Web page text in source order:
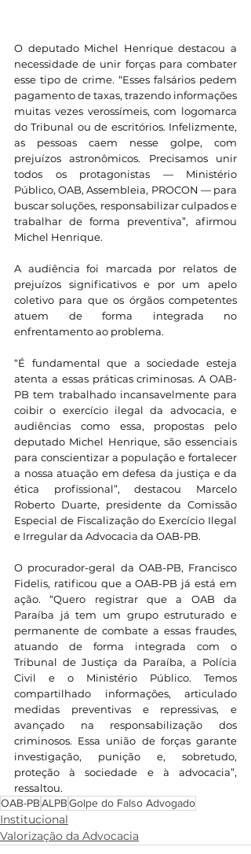
O deputado Michel Henrique destacou a
necessidade de unir forças para combater
esse tipo de crime. “Esses falsários pedem
pagamento de taxas, trazendo informações
muitas vezes verossímeis, com logomarca
do Tribunal ou de escritórios. Infelizmente,
as pessoas caem nesse golpe, com
prejuízos astronômicos. Precisamos unir
todos os protagonistas — Ministério
Público, OAB, Assembleia, PROCON — para
buscar soluções, responsabilizar culpados e
trabalhar de forma preventiva”, afirmou
Michel Henrique.
A audiência foi marcada por relatos de
prejuízos significativos e por um apelo
coletivo para que os órgãos competentes
atuem de forma integrada no
enfrentamento ao problema.
“É fundamental que a sociedade esteja
atenta a essas práticas criminosas. A OAB-
PB tem trabalhado incansavelmente para
coibir o exercício ilegal da advocacia, e
audiências como essa, propostas pelo
deputado Michel Henrique, são essenciais
para conscientizar a população e fortalecer
a nossa atuação em defesa da justiça e da
ética profissional”, destacou Marcelo
Roberto Duarte, presidente da Comissão
Especial de Fiscalização do Exercício Ilegal
e Irregular da Advocacia da OAB-PB.
O procurador-geral da OAB-PB, Francisco
Fidelis, ratificou que a OAB-PB já está em
ação. “Quero registrar que a OAB da
Paraíba já tem um grupo estruturado e
permanente de combate a essas fraudes,
atuando de forma integrada com o
Tribunal de Justiça da Paraíba, a Polícia
Civil e o Ministério Público. Temos
compartilhado informações, articulado
medidas preventivas e repressivas, e
avançado na responsabilização dos
criminosos. Essa união de forças garante
investigação, punição e, sobretudo,
proteção à sociedade e à advocacia”,
ressaltou.
OAB-PBALPBGolpe do Falso Advogado
Institucional
Valorização da Advocacia